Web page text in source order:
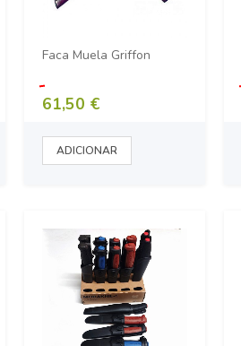
20,00 €
Faca Muela Griffon
61,50 €